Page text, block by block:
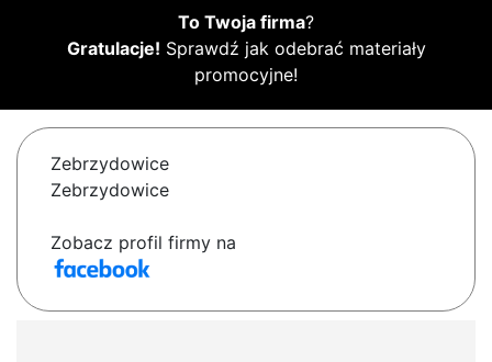
To Twoja firma?
Gratulacje! Sprawdź jak odebrać materiały
promocyjne!
Zebrzydowice
Zebrzydowice
Zobacz profil firmy na